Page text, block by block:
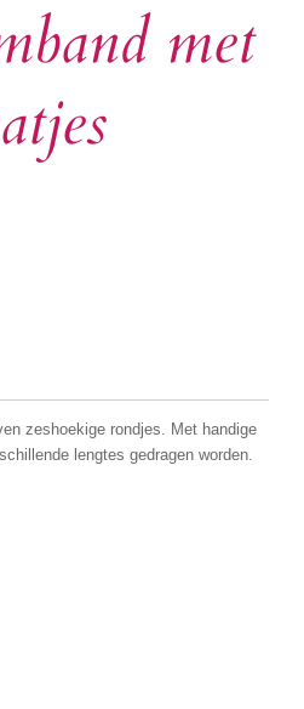
met
zeshoekige rondjes. Met handige
lengtes gedragen worden.